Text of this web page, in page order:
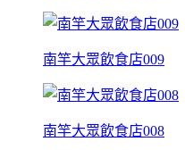
南竿大眾飲食店009
南竿大眾飲食店008